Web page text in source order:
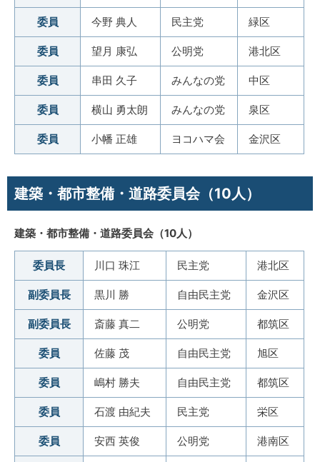
委員 今野 典人 民主党 緑区
委員 望月 康弘 公明党 港北区
委員 串田 久子 みんなの党 中区
委員 横山 勇太朗 みんなの党 泉区
委員 小幡 正雄 ヨコハマ会 金沢区
建築・都市整備・道路委員会（10人）
建築・都市整備・道路委員会（10人）
委員長 川口 珠江 民主党 港北区
副委員長 黒川 勝 自由民主党 金沢区
副委員長 斎藤 真二 公明党 都筑区
委員 佐藤 茂 自由民主党 旭区
委員 嶋村 勝夫 自由民主党 都筑区
委員 石渡 由紀夫 民主党 栄区
委員 安西 英俊 公明党 港南区